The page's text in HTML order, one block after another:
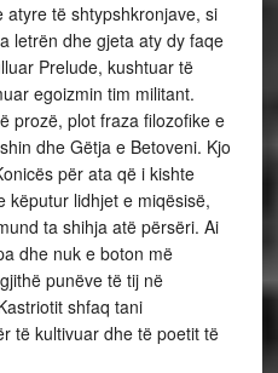
të shtypshkronjave, si
letrën dhe gjeta aty dy faqe
Prelude, kushtuar të
egoizmin tim militant.
prozë, plot fraza filozofike e
dhe Gëtja e Betoveni. Kjo
për ata që i kishte
këputur lidhjet e miqësisë,
ta shihja atë përsëri. Ai
dhe nuk e boton më
punëve të tij në
shfaq tani
të kultivuar dhe të poetit të